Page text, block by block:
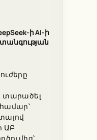
ի AI-ի
տարածել
ԱԲ